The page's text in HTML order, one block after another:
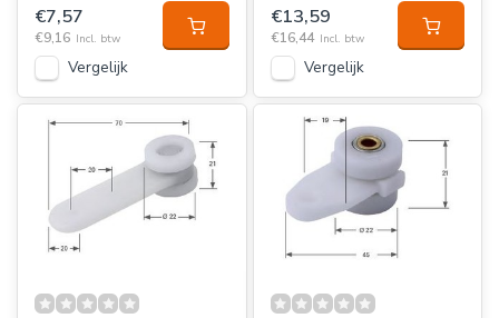
€7,57
€9,16 Incl. btw
Vergelijk
€13,59
€16,44 Incl. btw
Vergelijk